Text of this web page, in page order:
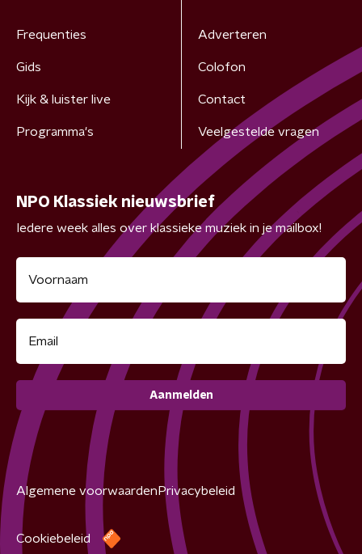
Frequenties
Gids
Kijk & luister live
Programma's
Adverteren
Colofon
Contact
Veelgestelde vragen
NPO Klassiek nieuwsbrief
Iedere week alles over klassieke muziek in je mailbox!
Aanmelden
Algemene voorwaarden Privacybeleid
Cookiebeleid